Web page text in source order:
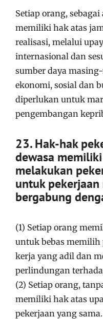
Setiap orang,
memiliki hak atas
realisasi, melalui
internasional dan
sumber daya
ekonomi, sosial dan
diperlukan untuk
pengembangan
23. Hak-hak
dewasa
melakukan
untuk
bergabung
(1) Setiap orang
untuk bebas
kerja yang adil dan
perlindungan
(2) Setiap orang,
memiliki hak atas
pekerjaan yang sama.